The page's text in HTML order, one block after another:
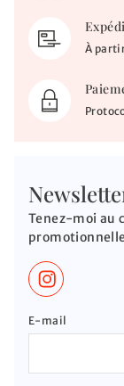
À
Tenez-moi au
E-mail